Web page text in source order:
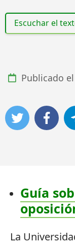
Escuchar el
Publicado el
Guía
La